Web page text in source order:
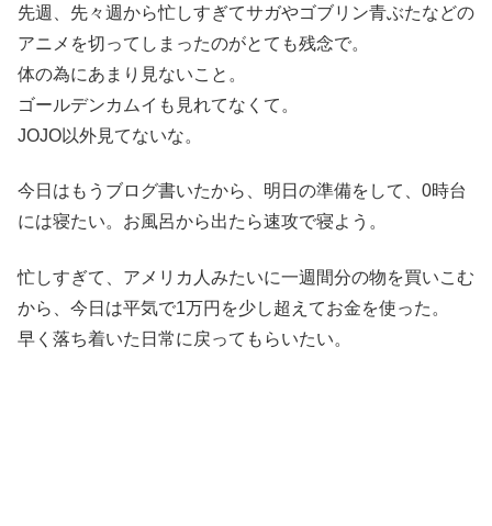
先週、先々週から忙しすぎてサガやゴブリン青ぶたなどの
アニメを切ってしまったのがとても残念で。
体の為にあまり見ないこと。
ゴールデンカムイも見れてなくて。
JOJO以外見てないな。
今日はもうブログ書いたから、明日の準備をして、0時台
には寝たい。お風呂から出たら速攻で寝よう。
忙しすぎて、アメリカ人みたいに一週間分の物を買いこむ
から、今日は平気で1万円を少し超えてお金を使った。
早く落ち着いた日常に戻ってもらいたい。